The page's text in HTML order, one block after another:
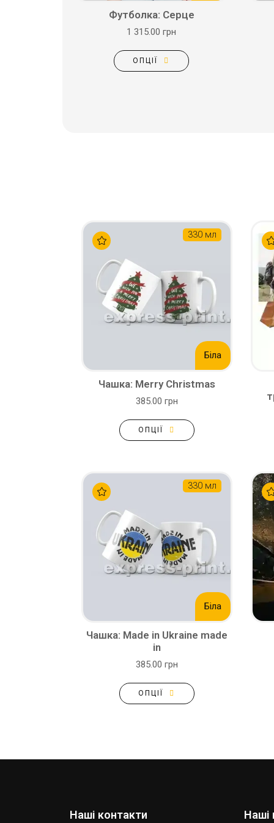
Футболка: Серце
1 315.00 грн
ОПЦІЇ
330 мл
Біла
Чашка: Merry Christmas
385.00 грн
ОПЦІЇ
330 мл
Біла
Чашка: Made in Ukraine made
in
385.00 грн
ОПЦІЇ
Наші контакти Наші